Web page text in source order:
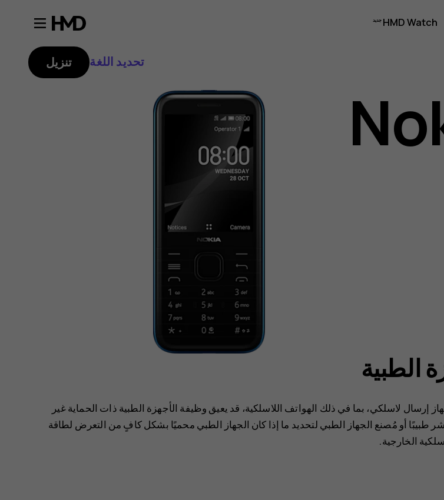
HMD Watch
تحديد اللغة تنزيل
الطبية
إرسال لاسلكي، بما في ذلك الهواتف اللاسلكية، قد يعيق وظيفة الأجهزة الطبية ذات الحماية غير
طبيبًا أو مُصنع الجهاز الطبي لتحديد ما إذا كان الجهاز الطبي محميًا بشكل كافٍ من التعرض لطاقة
الخارجية.